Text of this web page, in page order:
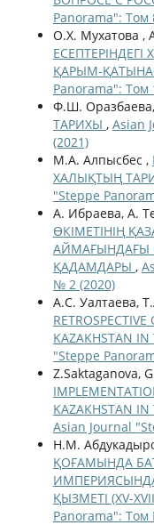
Panorama": Том
О.Х. Мухатова ,
ҚАРЫМ-
Panorama": Том
Ф.Ш. Оразбаева,
ТАРИХЫ , Asian
(2021)
М.А. Алпысбес ,
ХАЛЫҚТЫҢ
"Steppe
А. Ибраева, А.
ӨКІМЕТІНІҢ
ҚАДАМДАРЫ ,
№ 2 (2020)
А.С. Уалтаева,
KAZAKHSTAN
"Steppe
Z.Saktaganova,
KAZAKHSTAN IN
Asian Journal
Н.М.
ҚОҒАМЫНДА
ҚЫЗМЕТІ (XV-
Panorama": Том